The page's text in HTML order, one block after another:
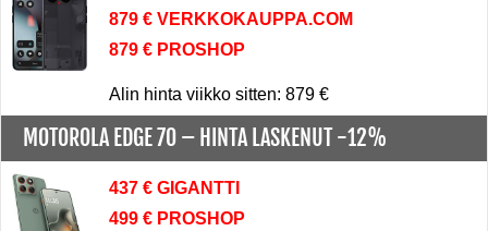
879 € VERKKOKAUPPA.COM
879 € PROSHOP
Alin hinta viikko sitten: 879 €
MOTOROLA EDGE 70 – HINTA LASKENUT -12%
437 € GIGANTTI
499 € PROSHOP